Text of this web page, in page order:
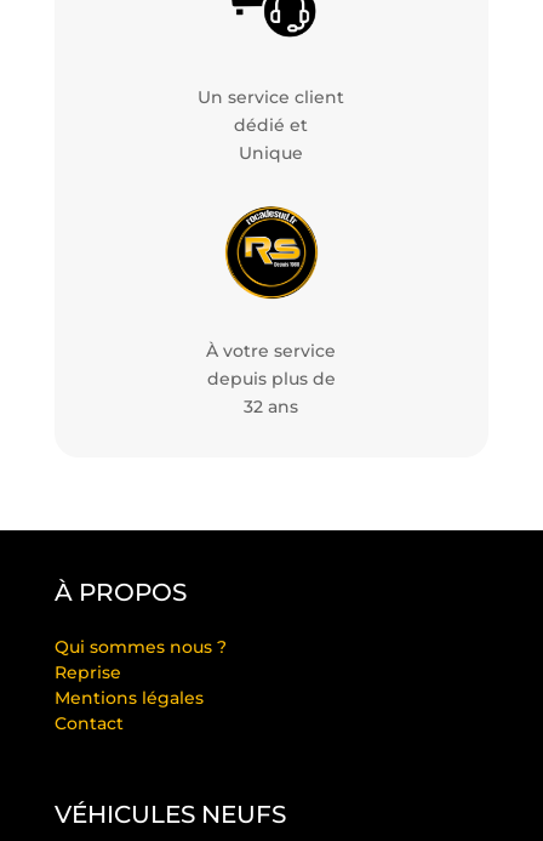
Un service client
dédié et
Unique
À votre service
depuis plus de
32 ans
À PROPOS
Qui sommes nous ?
Reprise
Mentions légales
Contact
VÉHICULES NEUFS